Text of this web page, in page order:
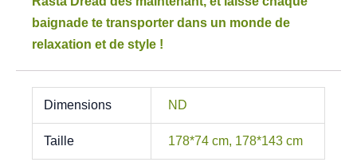
baignade te transporter dans un monde de
relaxation et de style !
Dimensions ND
Taille 178*74 cm, 178*143 cm